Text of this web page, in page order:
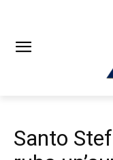
Santo